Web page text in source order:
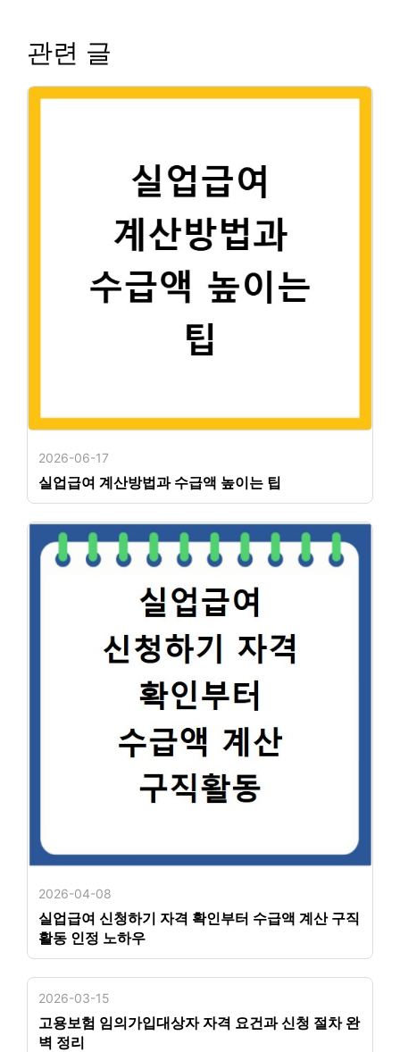
관련 글
2026-06-17
실업급여 계산방법과 수급액 높이는 팁
2026-04-08
실업급여 신청하기 자격 확인부터 수급액 계산 구직
활동 인정 노하우
2026-03-15
고용보험 임의가입대상자 자격 요건과 신청 절차 완
벽 정리